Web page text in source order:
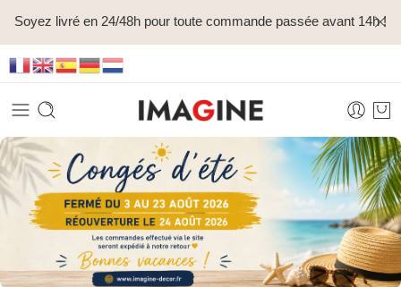
Soyez livré en 24/48h pour toute commande passée avant 14h !